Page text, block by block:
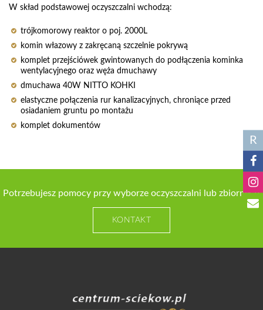
R
W skład podstawowej oczyszczalni wchodzą:
trójkomorowy reaktor o poj. 2000L
komin włazowy z zakręcaną szczelnie pokrywą
komplet przejściówek gwintowanych do podłączenia kominka
wentylacyjnego oraz węża dmuchawy
dmuchawa 40W NITTO KOHKI
elastyczne połączenia rur kanalizacyjnych, chroniące przed
osiadaniem gruntu po montażu
komplet dokumentów
Potrzebujesz pomocy przy wyborze oczyszczalni lub zbiornika?
KONTAKT